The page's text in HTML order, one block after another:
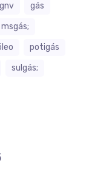
gnv
gás
msgás;
potigás
sulgás;